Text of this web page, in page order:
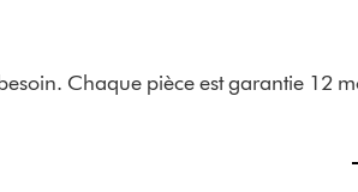
Chaque pièce est garantie 12